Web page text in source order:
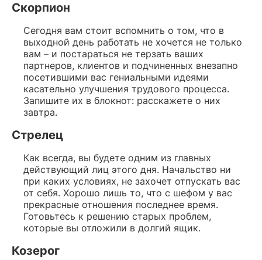
Скорпион
Сегодня вам стоит вспомнить о том, что в
выходной день работать не хочется не только
вам – и постараться не терзать ваших
партнеров, клиентов и подчиненных внезапно
посетившими вас гениальными идеями
касательно улучшения трудового процесса.
Запишите их в блокнот: расскажете о них
завтра.
Стрелец
Как всегда, вы будете одним из главных
действующий лиц этого дня. Начальство ни
при каких условиях, не захочет отпускать вас
от себя. Хорошо лишь то, что с шефом у вас
прекрасные отношения последнее время.
Готовьтесь к решению старых проблем,
которые вы отложили в долгий ящик.
Козерог